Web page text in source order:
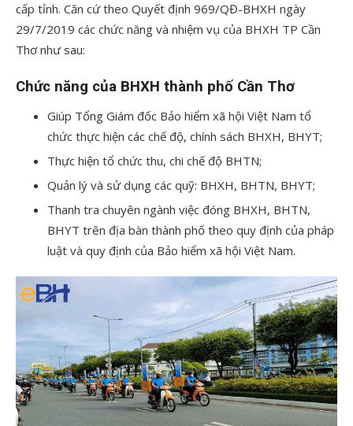
cấp tỉnh. Căn cứ theo Quyết định 969/QĐ-BHXH ngày
29/7/2019 các chức năng và nhiệm vụ của BHXH TP Cần
Thơ như sau:
Chức năng của BHXH thành phố Cần Thơ
Giúp Tổng Giám đốc Bảo hiểm xã hội Việt Nam tổ
chức thực hiện các chế độ, chính sách BHXH, BHYT;
Thực hiện tổ chức thu, chi chế độ BHTN;
Quản lý và sử dụng các quỹ: BHXH, BHTN, BHYT;
Thanh tra chuyên ngành việc đóng BHXH, BHTN,
BHYT trên địa bàn thành phố theo quy định của pháp
luật và quy định của Bảo hiểm xã hội Việt Nam.